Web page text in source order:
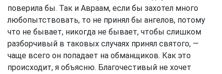
поверила бы. Так и Авраам, если бы захотел много
любопытствовать, то не принял бы ангелов, потому
что не бывает, никогда не бывает, чтобы слишком
разборчивый в таковых случаях принял святого, —
чаще всего он попадает на обманщиков. Как это
происходит, я объясню. Благочестивый не хочет